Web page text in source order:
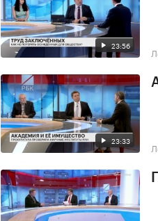
23:56
23:33